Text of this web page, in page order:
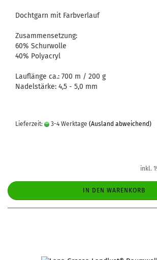
Dochtgarn mit Farbverlauf
Zusammensetzung:
60% Schurwolle
40% Polyacryl
Lauflänge ca.: 700 m / 200 g
Nadelstärke: 4,5 - 5,0 mm
Lieferzeit: 3-4 Werktage (Ausland abweichend)
inkl.
IN DEN WARENKORB